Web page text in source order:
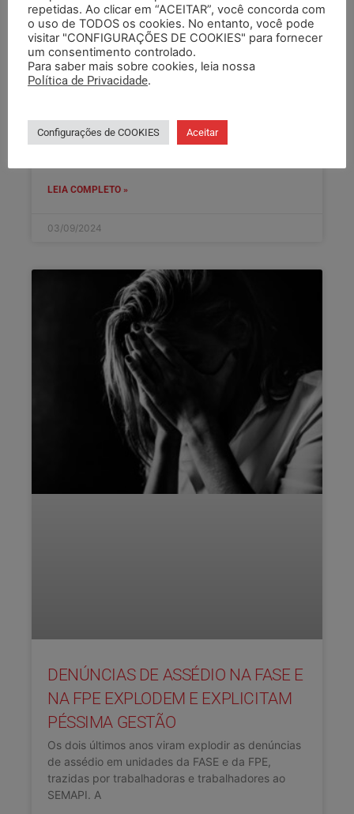
DATA-BASE 2024: MESA PARALELA
DISCUTE CLÁUSULAS ESPECÍFICAS
DA EMATER/RS ASCAR
reunidos em mesa paralela dentro da data-base
LEIA COMPLETO »
03/09/2024
DENÚNCIAS DE ASSÉDIO NA FASE E
NA FPE EXPLODEM E EXPLICITAM
PÉSSIMA GESTÃO
Os dois últimos anos viram explodir as denúncias
de assédio em unidades da FASE e da FPE,
trazidas por trabalhadoras e trabalhadores ao
SEMAPI. A
repetidas. Ao clicar em “ACEITAR”, você concorda com
o uso de TODOS os cookies. No entanto, você pode
visitar "CONFIGURAÇÕES DE COOKIES" para fornecer
um consentimento controlado.
Para saber mais sobre cookies, leia nossa
Política de Privacidade.
Configurações de COOKIES Aceitar